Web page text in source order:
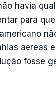
havia
para
aéreas
fosse